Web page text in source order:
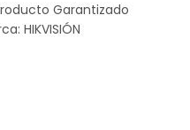
Garantizado
HIKVISIÓN